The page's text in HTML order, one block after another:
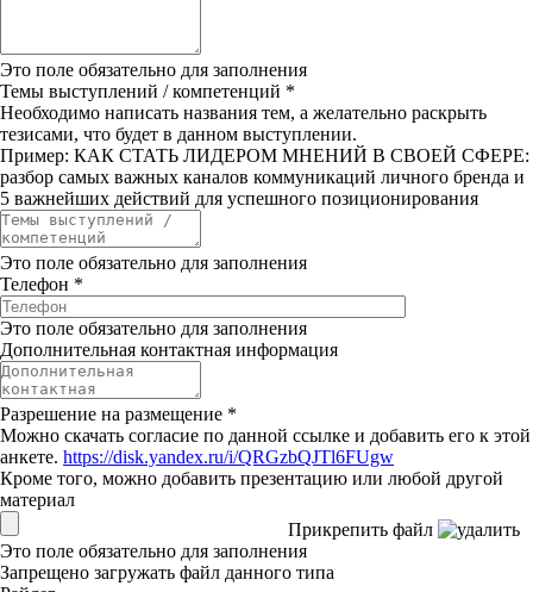
Это поле обязательно для заполнения
Темы выступлений / компетенций *
Необходимо написать названия тем, а желательно раскрыть
тезисами, что будет в данном выступлении.
Пример: КАК СТАТЬ ЛИДЕРОМ МНЕНИЙ В СВОЕЙ СФЕРЕ:
разбор самых важных каналов коммуникаций личного бренда и
5 важнейших действий для успешного позиционирования
Это поле обязательно для заполнения
Телефон *
Это поле обязательно для заполнения
Дополнительная контактная информация
Разрешение на размещение *
Можно скачать согласие по данной ссылке и добавить его к этой
анкете. https://disk.yandex.ru/i/QRGzbQJTl6FUgw
Кроме того, можно добавить презентацию или любой другой
материал
Прикрепить файл
Это поле обязательно для заполнения
Запрещено загружать файл данного типа